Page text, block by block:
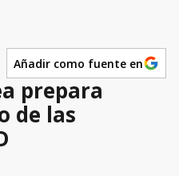
Añadir como fuente en
prepara
de las